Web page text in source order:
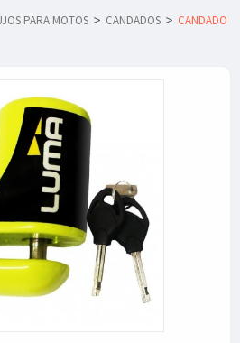
PARA MOTOS > CANDADOS > CANDADO